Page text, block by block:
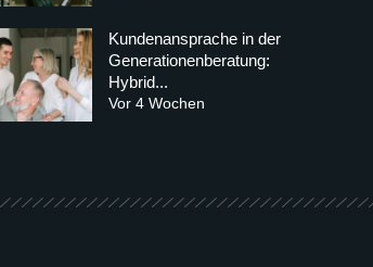
Kundenansprache in der
Generationenberatung:
Hybrid...
Vor 4 Wochen